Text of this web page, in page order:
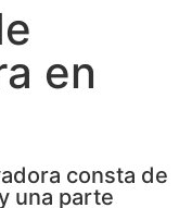
en
consta de
una parte